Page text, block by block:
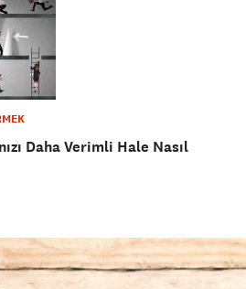
Daha Verimli Hale Nasıl